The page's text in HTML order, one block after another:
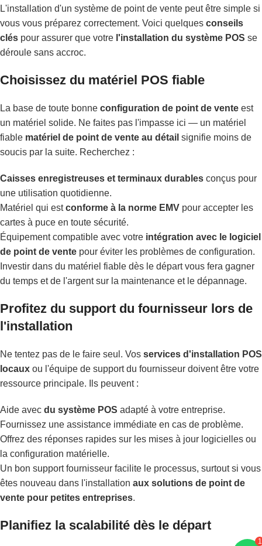
L'installation d'un système de point de vente peut être simple si
vous vous préparez correctement. Voici quelques conseils
clés pour assurer que votre l'installation du système POS se
déroule sans accroc.
Choisissez du matériel POS fiable
La base de toute bonne configuration de point de vente est
un matériel solide. Ne faites pas l'impasse ici — un matériel
fiable matériel de point de vente au détail signifie moins de
soucis par la suite. Recherchez :
Caisses enregistreuses et terminaux durables conçus pour
une utilisation quotidienne.
Matériel qui estconforme à la norme EMV pour accepter les
cartes à puce en toute sécurité.
Équipement compatible avec votre intégration avec le logiciel
de point de vente pour éviter les problèmes de configuration.
Investir dans du matériel fiable dès le départ vous fera gagner
du temps et de l'argent sur la maintenance et le dépannage.
Profitez du support du fournisseur lors de
l'installation
Ne tentez pas de le faire seul. Vos services d'installation POS
locaux ou l'équipe de support du fournisseur doivent être votre
ressource principale. Ils peuvent :
Aide avec du système POS adapté à votre entreprise.
Fournissez une assistance immédiate en cas de problème.
Offrez des réponses rapides sur les mises à jour logicielles ou
la configuration matérielle.
Un bon support fournisseur facilite le processus, surtout si vous
êtes nouveau dans l'installation aux solutions de point de
vente pour petites entreprises.
Planifiez la scalabilité dès le départ